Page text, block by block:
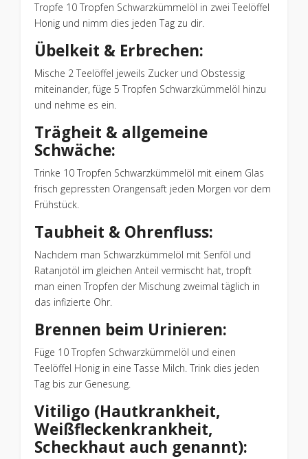
Tropfe 10 Tropfen Schwarzkümmelöl in zwei Teelöffel
Honig und nimm dies jeden Tag zu dir.
Übelkeit & Erbrechen:
Mische 2 Teelöffel jeweils Zucker und Obstessig
miteinander, füge 5 Tropfen Schwarzkümmelöl hinzu
und nehme es ein.
Trägheit & allgemeine
Schwäche:
Trinke 10 Tropfen Schwarzkümmelöl mit einem Glas
frisch gepressten Orangensaft jeden Morgen vor dem
Frühstück.
Taubheit & Ohrenfluss:
Nachdem man Schwarzkümmelöl mit Senföl und
Ratanjotöl im gleichen Anteil vermischt hat, tropft
man einen Tropfen der Mischung zweimal täglich in
das infizierte Ohr.
Brennen beim Urinieren:
Füge 10 Tropfen Schwarzkümmelöl und einen
Teelöffel Honig in eine Tasse Milch. Trink dies jeden
Tag bis zur Genesung.
Vitiligo (Hautkrankheit,
Weißfleckenkrankheit,
Scheckhaut auch genannt):